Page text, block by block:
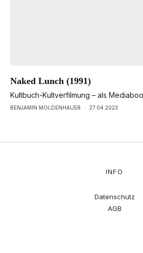
Naked Lunch (1991)
Kultbuch-Kultverfilmung – als
BENJAMIN MOLDENHAUER · 27.04.2023
INFO
Datenschutz
AGB